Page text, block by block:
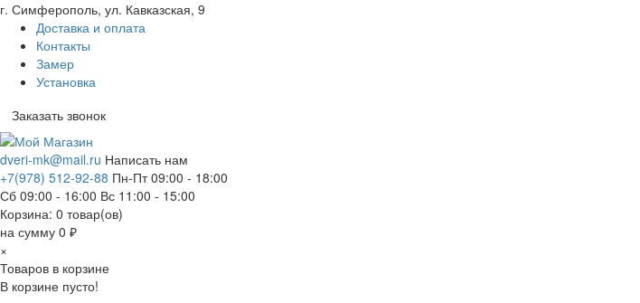
г. Симферополь, ул. Кавказская, 9
Доставка и оплата
Контакты
Замер
Установка
Заказать звонок
dveri-mk@mail.ru Написать нам
+7(978) 512-92-88 Пн-Пт 09:00 - 18:00
Сб 09:00 - 16:00 Вс 11:00 - 15:00
Корзина: 0 товар(ов)
на сумму 0 ₽
×
Товаров в корзине
В корзине пусто!